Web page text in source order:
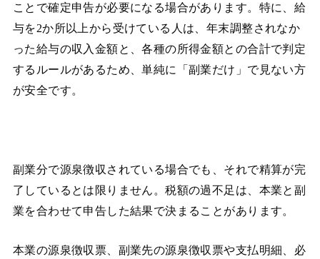
ことで確定申告が必要になる場合があります。特に、給
与を2か所以上から受けている人は、年末調整されなか
った給与の収入金額と、各種の所得金額との合計で判定
するルールがあるため、単純に「副業だけ」で見ない方
が安全です。
副業分で源泉徴収されている場合でも、それで精算が完
了しているとは限りません。税額の過不足は、本業と副
業を合わせて申告した結果で決まることがあります。
本業の源泉徴収票、副業先の源泉徴収票や支払明細、必